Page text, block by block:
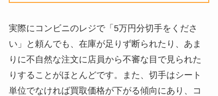
実際にコンビニのレジで「5万円分切手をくださ
い」と頼んでも、在庫が足りず断られたり、あま
りに不自然な注文に店員から不審な目で見られた
りすることがほとんどです。また、切手はシート
単位でなければ買取価格が下がる傾向にあり、コ